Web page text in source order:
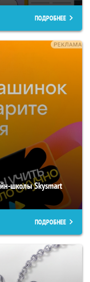
ПОДРОБНЕЕ
школы Skysmart
ПОДРОБНЕЕ